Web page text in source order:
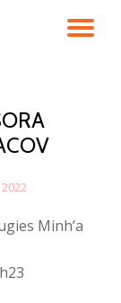
Minh’a